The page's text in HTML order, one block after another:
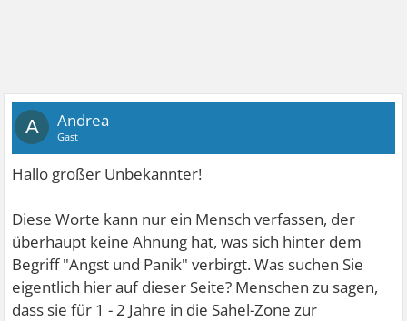
A Andrea
Gast
Hallo großer Unbekannter!
Diese Worte kann nur ein Mensch verfassen, der
überhaupt keine Ahnung hat, was sich hinter dem
Begriff "Angst und Panik" verbirgt. Was suchen Sie
eigentlich hier auf dieser Seite? Menschen zu sagen,
dass sie für 1 - 2 Jahre in die Sahel-Zone zur